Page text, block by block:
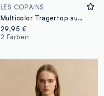
LES COPAINS
Multicolor Trägertop aus Baumwollmischung, Regular Fit mit durchbrochener Struktur
29,95 €
2 Farben